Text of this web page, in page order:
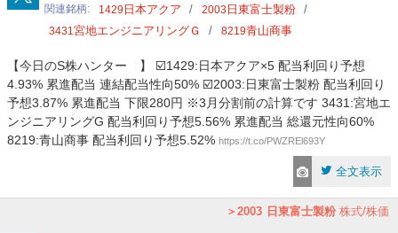
関連銘柄
1429 日本アクア 2003 日東富士製粉
3431宮地エンジニアリングＧ 8219青山商事
【今日のS株ハンター 】 ☑️1429:日本アクア×5 配当利回り予想
4.93% 累進配当 連結配当性向50% ☑️2003:日東富士製粉 配当利回り
予想3.87% 累進配当 下限280円 ※3月分割前の計算です 3431:宮地エ
ンジニアリングG 配当利回り予想5.56% 累進配当 総還元性向60%
8219:青山商事 配当利回り予想5.52% https://t.co/PWZREl693Y
全文表示
2003 日東富士製粉 株式/株価